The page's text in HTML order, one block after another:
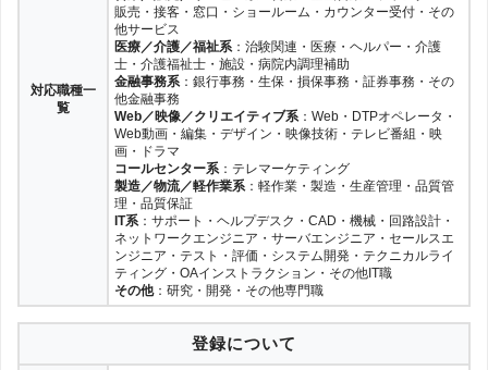
対応職種一
覧
販売・接客・窓口・ショールーム・カウンター受付・その
他サービス
医療／介護／福祉系：治験関連・医療・ヘルパー・介護
士・介護福祉士・施設・病院内調理補助
金融事務系：銀行事務・生保・損保事務・証券事務・その
他金融事務
Web／映像／クリエイティブ系：Web・DTPオペレータ・
Web動画・編集・デザイン・映像技術・テレビ番組・映
画・ドラマ
コールセンター系：テレマーケティング
製造／物流／軽作業系：軽作業・製造・生産管理・品質管
理・品質保証
IT系：サポート・ヘルプデスク・CAD・機械・回路設計・
ネットワークエンジニア・サーバエンジニア・セールスエ
ンジニア・テスト・評価・システム開発・テクニカルライ
ティング・OAインストラクション・その他IT職
その他：研究・開発・その他専門職
登録について